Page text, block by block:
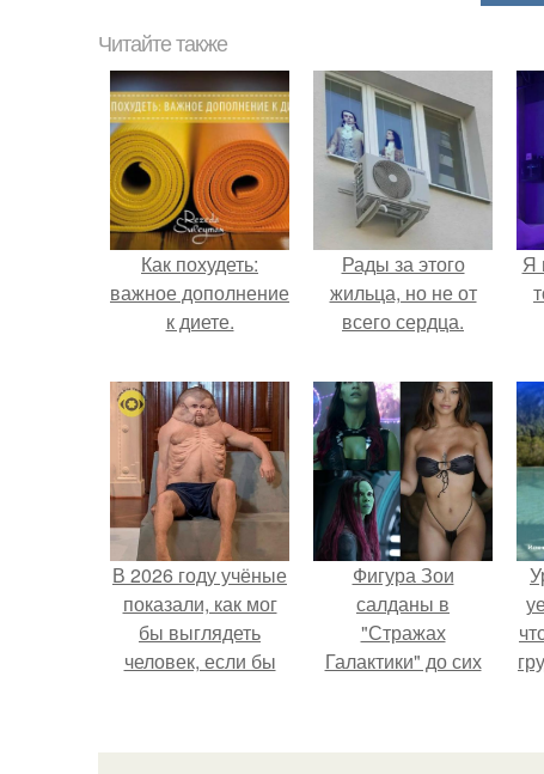
Читайте также
Как похудеть:
важное дополнение
к диете.
Рады за этого
жильца, но не от
всего сердца.
Я
В 2026 году учёные
показали, как мог
бы выглядеть
человек, если бы
специально для
Фигура Зои
салданы в
"Стражах
Галактики" до сих